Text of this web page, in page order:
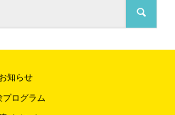
お知らせ
プログラム